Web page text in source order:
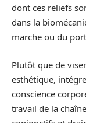
dont ces reliefs
dans la
marche ou du
Plutôt que de
esthétique,
conscience
travail de la